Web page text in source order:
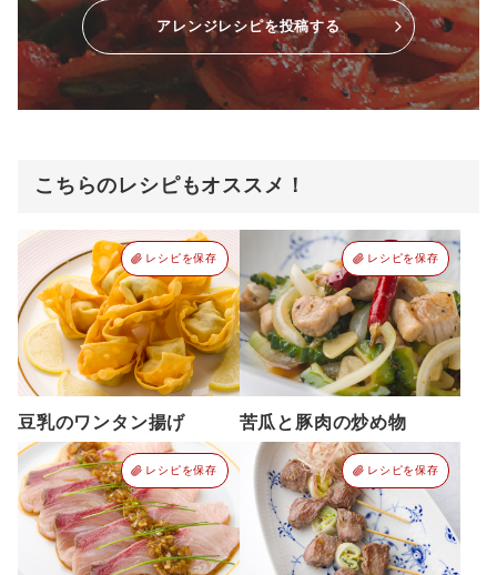
アレンジレシピを投稿する
こちらのレシピもオススメ！
レシピを保存
豆乳のワンタン揚げ
レシピを保存
苦瓜と豚肉の炒め物
レシピを保存 レシピを保存